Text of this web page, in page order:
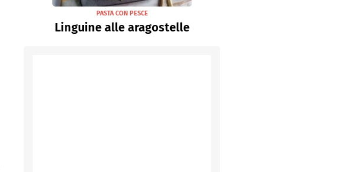
PASTA CON PESCE
Linguine alle aragostelle